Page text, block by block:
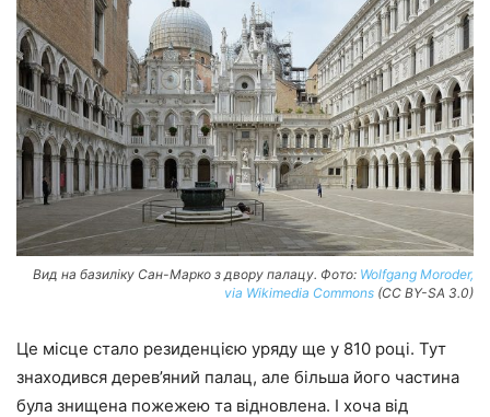
Вид на базиліку Сан-Марко з двору палацу. Фото: Wolfgang Moroder,
via Wikimedia Commons (CC BY-SA 3.0)
Це місце стало резиденцією уряду ще у 810 році. Тут
знаходився дерев’яний палац, але більша його частина
була знищена пожежею та відновлена. І хоча від